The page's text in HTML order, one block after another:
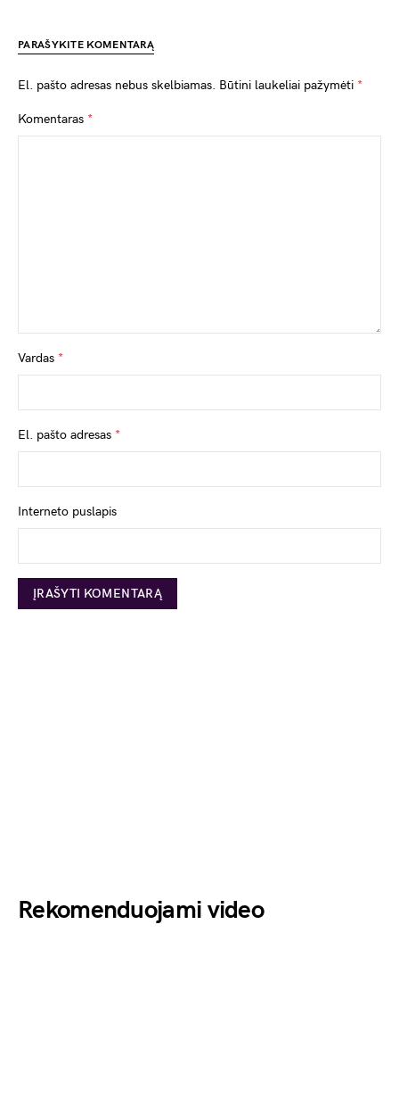
PARAŠYKITE KOMENTARĄ
El. pašto adresas nebus skelbiamas. Būtini laukeliai pažymėti *
Komentaras *
Vardas *
El. pašto adresas *
Interneto puslapis
Rekomenduojami video